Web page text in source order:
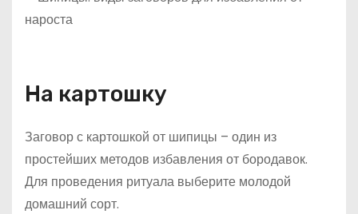
На картошку
Заговор с картошкой от шипицы – один из
простейших методов избавления от бородавок.
Для проведения ритуала выберите молодой
домашний сорт.